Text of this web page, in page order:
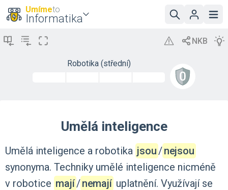
Umímeto
Informatika
Robotika (střední)
Umělá inteligence
Umělá inteligence a robotika jsou‍/‌nejsou
synonyma. Techniky umělé inteligence nicméně
v robotice mají‍/‌nemají uplatnění. Využívají se